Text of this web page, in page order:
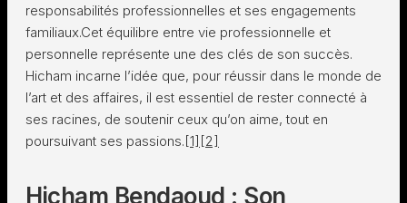
responsabilités professionnelles et ses engagements
familiaux.Cet équilibre entre vie professionnelle et
personnelle représente une des clés de son succès.
Hicham incarne l’idée que, pour réussir dans le monde de
l’art et des affaires, il est essentiel de rester connecté à
ses racines, de soutenir ceux qu’on aime, tout en
poursuivant ses passions.[1] [2]
Hicham Bendaoud : Son